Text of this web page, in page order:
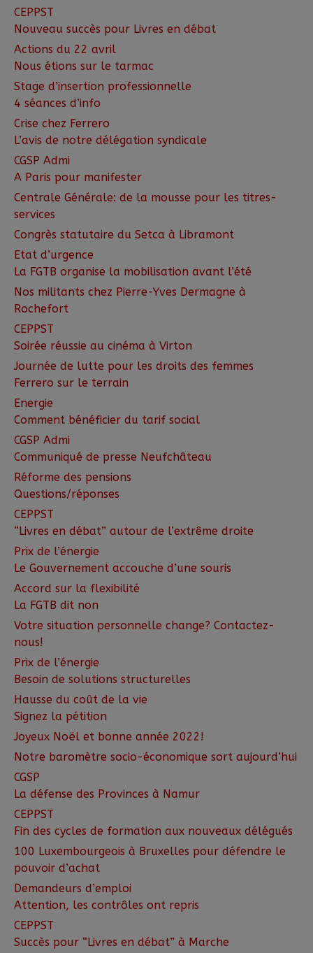
CEPPST
Nouveau succès pour Livres en débat
Actions du 22 avril
Nous étions sur le tarmac
Stage d’insertion professionnelle
4 séances d’info
Crise chez Ferrero
L’avis de notre délégation syndicale
CGSP Admi
A Paris pour manifester
Centrale Générale: de la mousse pour les titres-
services
Congrès statutaire du Setca à Libramont
Etat d’urgence
La FGTB organise la mobilisation avant l’été
Nos militants chez Pierre-Yves Dermagne à
Rochefort
CEPPST
Soirée réussie au cinéma à Virton
Journée de lutte pour les droits des femmes
Ferrero sur le terrain
Energie
Comment bénéficier du tarif social
CGSP Admi
Communiqué de presse Neufchâteau
Réforme des pensions
Questions/réponses
CEPPST
“Livres en débat” autour de l’extrême droite
Prix de l’énergie
Le Gouvernement accouche d’une souris
Accord sur la flexibilité
La FGTB dit non
Votre situation personnelle change? Contactez-
nous!
Prix de l’énergie
Besoin de solutions structurelles
Hausse du coût de la vie
Signez la pétition
Joyeux Noël et bonne année 2022!
Notre baromètre socio-économique sort aujourd’hui
CGSP
La défense des Provinces à Namur
CEPPST
Fin des cycles de formation aux nouveaux délégués
100 Luxembourgeois à Bruxelles pour défendre le
pouvoir d’achat
Demandeurs d’emploi
Attention, les contrôles ont repris
CEPPST
Succès pour “Livres en débat” à Marche